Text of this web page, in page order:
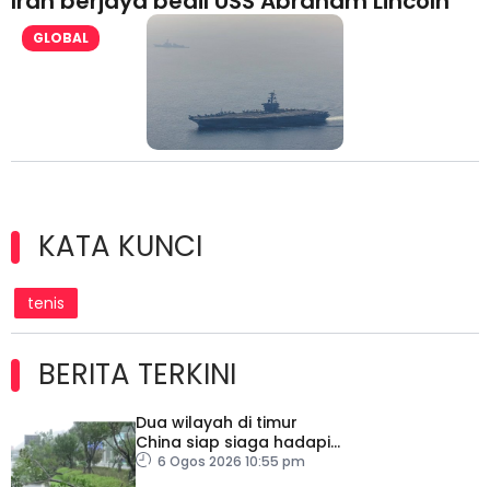
GLOBAL
KATA KUNCI
tenis
BERITA TERKINI
Dua wilayah di timur
China siap siaga hadapi
taufan dolphin
6 Ogos 2026 10:55 pm